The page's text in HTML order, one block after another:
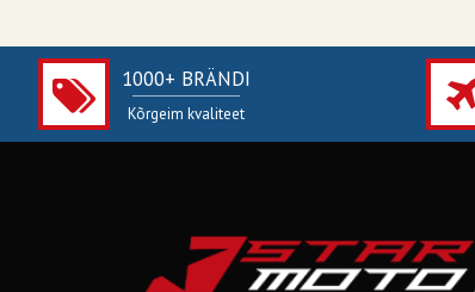
1000+ BRÄNDI
Kõrgeim kvaliteet